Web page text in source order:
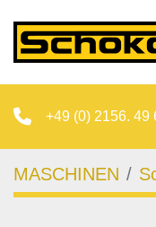
+49 (0) 2156. 49
MASCHINEN